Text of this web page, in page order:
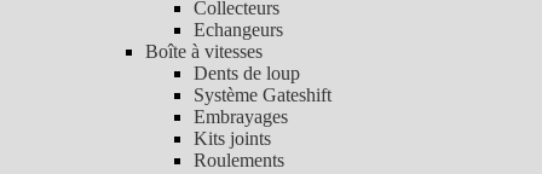
Collecteurs
Echangeurs
Boîte à vitesses
Dents de loup
Système Gateshift
Embrayages
Kits joints
Roulements